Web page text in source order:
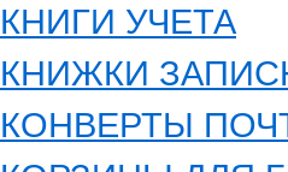
КНИГИ УЧЕТА
КНИЖКИ
КОНВЕРТЫ